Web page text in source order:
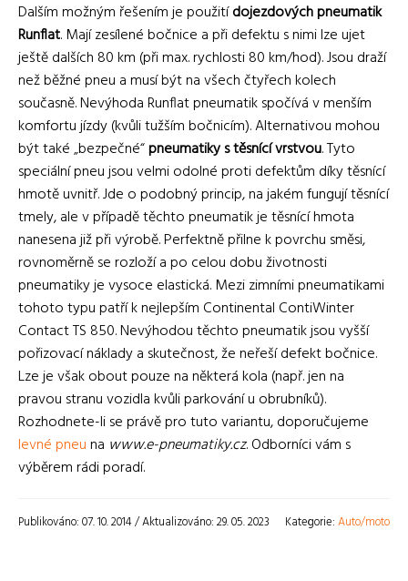
Dalším možným řešením je použitídojezdových pneumatik
Runflat. Mají zesílené bočnice a při defektu s nimi lze ujet
ještě dalších 80 km (při max. rychlosti 80 km/hod). Jsou draží
než běžné pneu a musí být na všech čtyřech kolech
současně. Nevýhoda Runflat pneumatik spočívá v menším
komfortu jízdy (kvůli tužším bočnicím). Alternativou mohou
být také „bezpečné“pneumatiky s těsnící vrstvou. Tyto
speciální pneu jsou velmi odolné proti defektům díky těsnící
hmotě uvnitř. Jde o podobný princip, na jakém fungují těsnící
tmely, ale v případě těchto pneumatik je těsnící hmota
nanesena již při výrobě. Perfektně přilne k povrchu směsi,
rovnoměrně se rozloží a po celou dobu životnosti
pneumatiky je vysoce elastická. Mezi zimními pneumatikami
tohoto typu patří k nejlepším Continental ContiWinter
Contact TS 850. Nevýhodou těchto pneumatik jsou vyšší
pořizovací náklady a skutečnost, že neřeší defekt bočnice.
Lze je však obout pouze na některá kola (např. jen na
pravou stranu vozidla kvůli parkování u obrubníků).
Rozhodnete-li se právě pro tuto variantu, doporučujeme
levné pneuna www.e-pneumatiky.cz. Odborníci vám s
výběrem rádi poradí.
Publikováno: 07. 10. 2014 / Aktualizováno: 29. 05. 2023 Kategorie:Auto/moto